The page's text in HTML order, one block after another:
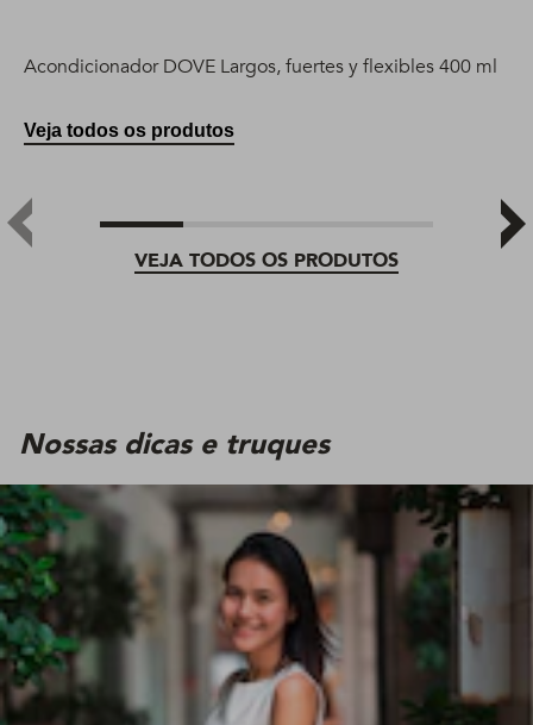
VEJA TODOS OS PRODUTOS
Acondicionador DOVE Largos, fuertes y flexibles 400 ml
Veja todos os produtos
Nossas dicas e truques